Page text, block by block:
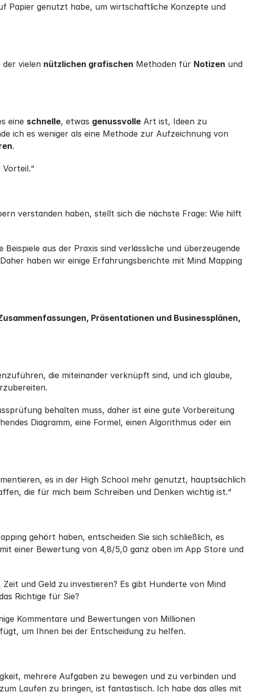
Papier genutzt habe, um wirtschaftliche Konzepte und
der vielen nützlichen grafischen Methoden für Notizen
eine schnelle, etwas genussvolle Art ist, Ideen zu
ich es weniger als eine Methode zur Aufzeichnung von
.
verstanden haben, stellt sich die nächste Frage: Wie hilft
aus der Praxis sind verlässliche und überzeugende
haben wir einige Erfahrungsberichte mit Mind Mapping
Präsentationen und Businessplänen,
die miteinander verknüpft sind, und ich glaube,
behalten muss, daher ist eine gute Vorbereitung
Diagramm, eine Formel, einen Algorithmus oder ein
es in der High School mehr genutzt, hauptsächlich
die für mich beim Schreiben und Denken wichtig ist.“
gehört haben, entscheiden Sie sich schließlich, es
einer Bewertung von 4,8/5,0 ganz oben im App Store und
und Geld zu investieren? Es gibt Hunderte von Mind
Richtige für Sie?
Kommentare und Bewertungen von Millionen
um Ihnen bei der Entscheidung zu helfen.
mehrere Aufgaben zu bewegen und zu verbinden und
Laufen zu bringen, ist fantastisch. Ich habe das alles mit